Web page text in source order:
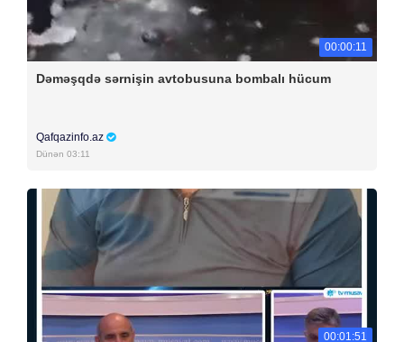
00:00:11
Dəməşqdə sərnişin avtobusuna bombalı hücum
Qafqazinfo.az
Dünən 03:11
00:01:51